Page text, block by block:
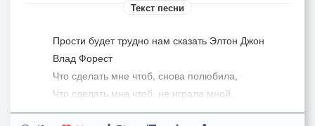
Текст песни
Прости будет трудно нам сказать Элтон Джон
Влад Форест
Что сделать мне чтоб, снова полюбила,
Что сделать мне чтоб, не играла мной,
Что делать мне если, всё пойму я,